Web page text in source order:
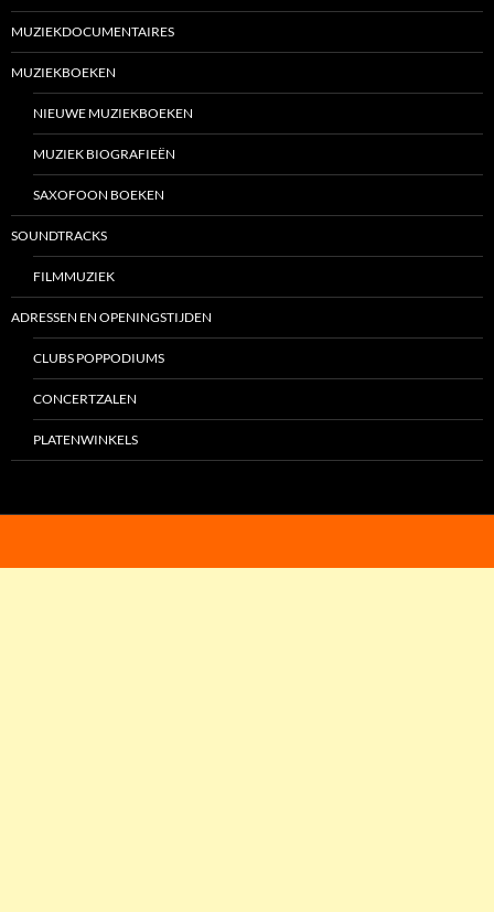
MUZIEKDOCUMENTAIRES
MUZIEKBOEKEN
NIEUWE MUZIEKBOEKEN
MUZIEK BIOGRAFIEËN
SAXOFOON BOEKEN
SOUNDTRACKS
FILMMUZIEK
ADRESSEN EN OPENINGSTIJDEN
CLUBS POPPODIUMS
CONCERTZALEN
PLATENWINKELS